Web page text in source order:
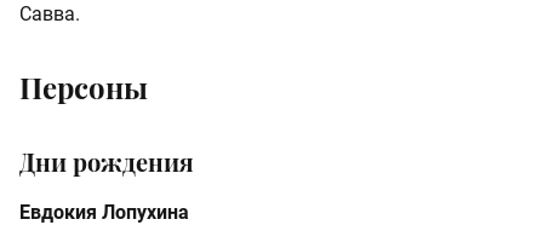
Савва.
Персоны
Дни рождения
Евдокия Лопухина